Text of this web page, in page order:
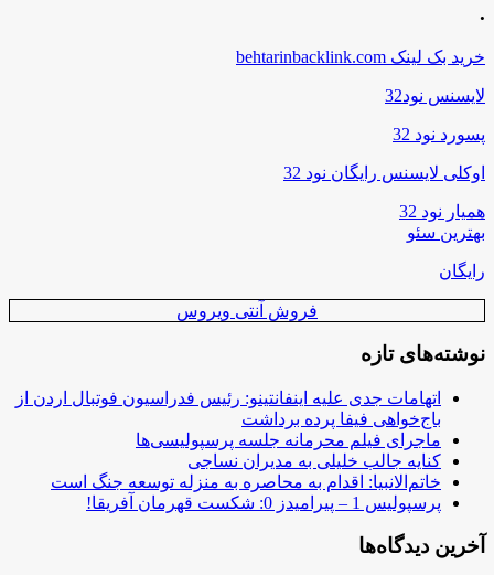
.
خرید بک لینک behtarinbacklink.com
لایسنس نود32
پسورد نود 32
اوکلی لایسنس رایگان نود 32
همیار نود 32
بهترین سئو
رایگان
فروش آنتی ویروس
نوشته‌های تازه
اتهامات جدی علیه اینفانتینو: رئیس فدراسیون فوتبال اردن از
باج‌خواهی فیفا پرده برداشت
ماجرای فیلم محرمانه جلسه پرسپولیسی‌ها
کنایه جالب خلیلی به مدیران نساجی
خاتم‌الانبیا: اقدام به محاصره به منزله توسعه جنگ است
پرسپولیس 1 – پیرامیدز 0: شکست قهرمان آفریقا!
آخرین دیدگاه‌ها